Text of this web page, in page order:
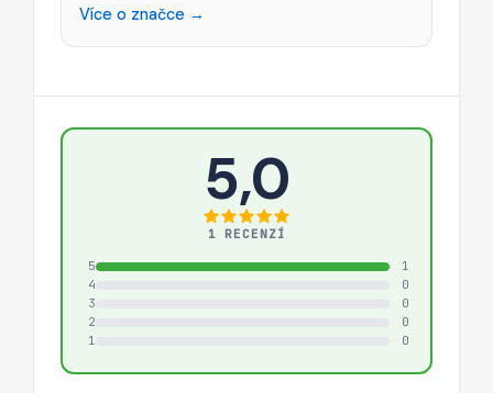
Více o značce →
5,0
1 RECENZÍ
5
1
4
0
3
0
2
0
1
0